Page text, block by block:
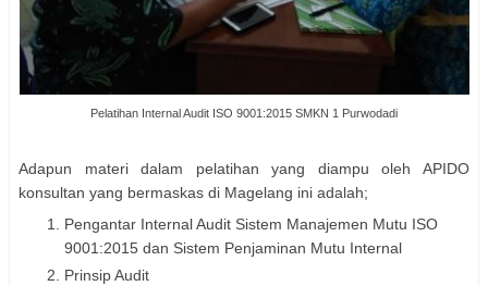
Pelatihan Internal Audit ISO 9001:2015 SMKN 1 Purwodadi
Adapun materi dalam pelatihan yang diampu oleh APIDO
konsultan yang bermaskas di Magelang ini adalah;
Pengantar Internal Audit Sistem Manajemen Mutu ISO
9001:2015 dan Sistem Penjaminan Mutu Internal
Prinsip Audit